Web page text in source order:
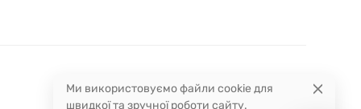
Ми використовуємо файли cookie для
швидкої та зручної роботи сайту.